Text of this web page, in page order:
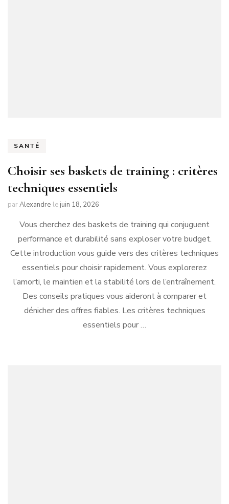
SANTÉ
Choisir ses baskets de training : critères
techniques essentiels
parAlexandre le juin 18, 2026
Vous cherchez des baskets de training qui conjuguent
performance et durabilité sans exploser votre budget.
Cette introduction vous guide vers des critères techniques
essentiels pour choisir rapidement. Vous explorerez
l’amorti, le maintien et la stabilité lors de l’entraînement.
Des conseils pratiques vous aideront à comparer et
dénicher des offres fiables. Les critères techniques
essentiels pour …